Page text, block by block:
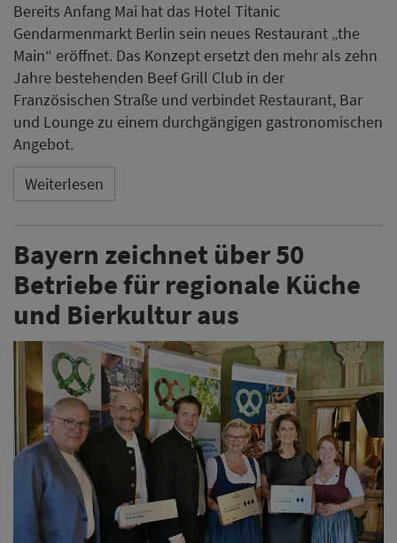
Bereits Anfang Mai hat das Hotel Titanic
Gendarmenmarkt Berlin sein neues Restaurant „the
Main“ eröffnet. Das Konzept ersetzt den mehr als zehn
Jahre bestehenden Beef Grill Club in der
Französischen Straße und verbindet Restaurant, Bar
und Lounge zu einem durchgängigen gastronomischen
Angebot.
Weiterlesen
Bayern zeichnet über 50
Betriebe für regionale Küche
und Bierkultur aus